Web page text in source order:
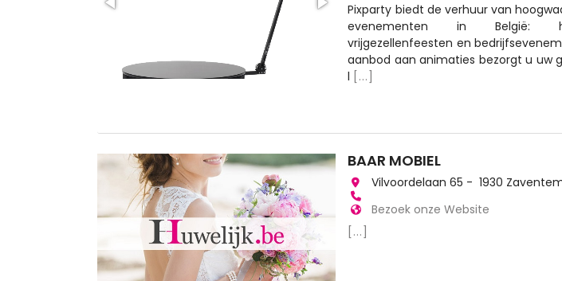
Pixparty biedt de verhuur van
evenementen in België:
vrijgezellenfeesten en
aanbod aan animaties bezorgt u uw
l [...]
BAAR MOBIEL
Vilvoordelaan 65 - 1930
Bezoek onze Website
[...]